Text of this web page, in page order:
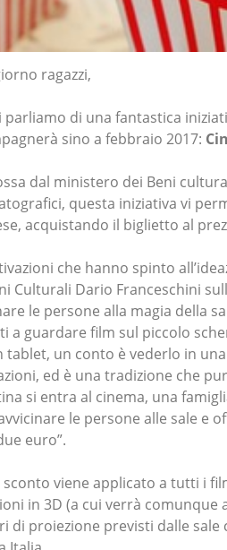
ragazzi,
parliamo di una fantastica
sino a febbraio 2017:
dal ministero dei Beni
questa iniziativa vi
acquistando il biglietto al
che hanno spinto
Culturali Dario Franceschini
le persone alla magia della
a guardare film sul piccolo
tablet, un conto è vederlo in
ed è una tradizione che
si entra al cinema, una
le persone alle sale e
euro”.
sconto viene applicato a tutti i
in 3D (a cui verrà
di proiezione previsti dalle